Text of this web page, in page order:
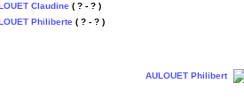
Claudine ( ? - ? )
Philiberte ( ? - ? )
AULOUET Philibert